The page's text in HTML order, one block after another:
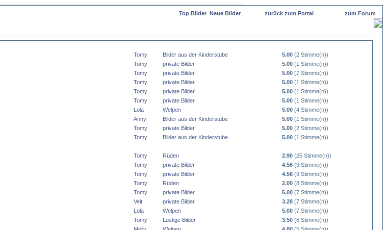
Top Bilder Neue Bilder zurück zum Portal
zum Forum
Tomy Bilder aus der Kinderstube 5.00 (2 Stimme(n))
Tomy private Bilder 5.00 (1 Stimme(n))
Tomy private Bilder 5.00 (7 Stimme(n))
Tomy private Bilder 5.00 (1 Stimme(n))
Tomy private Bilder 5.00 (1 Stimme(n))
Tomy private Bilder 5.00 (1 Stimme(n))
Lola Welpen 5.00 (4 Stimme(n))
Anny Bilder aus der Kinderstube 5.00 (1 Stimme(n))
Tomy private Bilder 5.00 (2 Stimme(n))
Tomy Bilder aus der Kinderstube 5.00 (1 Stimme(n))
Tomy Rüden 2.90 (25 Stimme(n))
Tomy private Bilder 4.56 (9 Stimme(n))
Tomy private Bilder 4.56 (9 Stimme(n))
Tomy Rüden 2.00 (8 Stimme(n))
Tomy private Bilder 5.00 (7 Stimme(n))
Veit private Bilder 3.28 (7 Stimme(n))
Lola Welpen 5.00 (7 Stimme(n))
Tomy Lustige Bilder 3.50 (6 Stimme(n))